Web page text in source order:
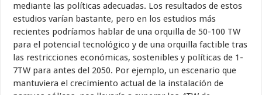
mediante las políticas adecuadas. Los resultados de estos
estudios varían bastante, pero en los estudios más
recientes podríamos hablar de una orquilla de 50-100 TW
para el potencial tecnológico y de una orquilla factible tras
las restricciones económicas, sostenibles y políticas de 1-
7TW para antes del 2050. Por ejemplo, un escenario que
mantuviera el crecimiento actual de la instalación de